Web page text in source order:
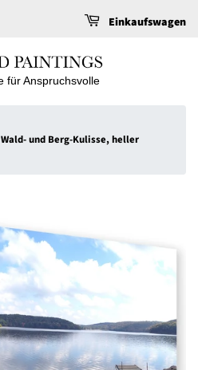
Einkaufswagen
für Anspruchsvolle
und Berg-Kulisse, heller